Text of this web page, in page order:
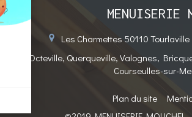
MENUISERIE
Les Charmettes 50110 Tourlaville
Octeville, Querqueville, Valognes,
Courseulles-sur-
Plan du site